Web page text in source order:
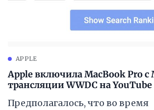
APPLE
Apple включила MacBook Pro с
трансляции WWDC на YouTube
Предполагалось, что во время